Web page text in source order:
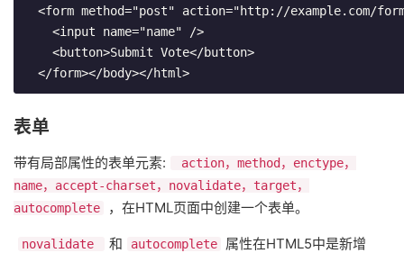
<form method="post" action="http://example.com/
<input name="name" />
<button>Submit Vote</button>
</form></body></html>
表单
带有局部属性的表单元素:
action，method，enctype，
name，accept-charset，novalidate，target，
autocomplete
，在HTML页面中创建一个表单。
novalidate 和 autocomplete
属性在HTML5中是新增